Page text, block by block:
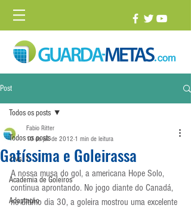
Post
Todos os posts
1 vs. 1
Academia de Goleiros
Adaptação
Todos os posts
Gatíssima e Goleirassa
Fabio Ritter
10 de jul. de 2012 1 min de leitura
A nossa musa do gol, a americana Hope Solo,
continua aprontando. No jogo diante do Canadá,
no último dia 30, a goleira mostrou uma excelente